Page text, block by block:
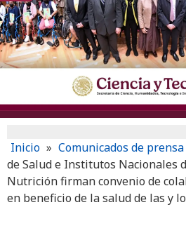
Inicio » Comunicados de prensa
de Salud e Institutos Nacionales
Nutrición firman convenio de
en beneficio de la salud de las y